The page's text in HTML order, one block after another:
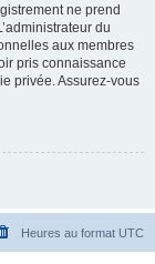
ne prend
du
aux membres
pris connaissance
privée. Assurez-vous
Heures au format UTC